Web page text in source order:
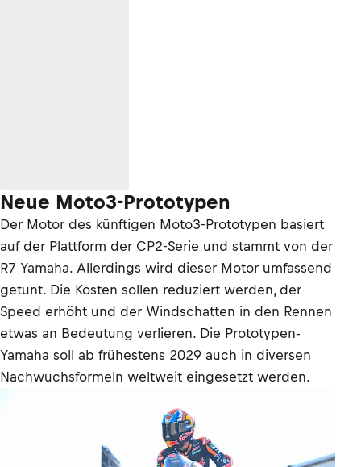
Neue Moto3-Prototypen
Der Motor des künftigen Moto3-Prototypen basiert
auf der Plattform der CP2-Serie und stammt von der
R7 Yamaha. Allerdings wird dieser Motor umfassend
getunt. Die Kosten sollen reduziert werden, der
Speed erhöht und der Windschatten in den Rennen
etwas an Bedeutung verlieren. Die Prototypen-
Yamaha soll ab frühestens 2029 auch in diversen
Nachwuchsformeln weltweit eingesetzt werden.